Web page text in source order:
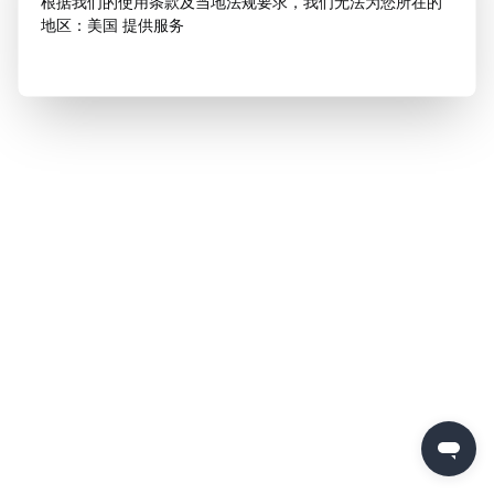
地区：美国 提供服务